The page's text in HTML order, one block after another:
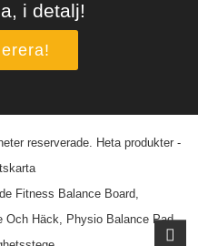
i detalj!
reserverade. Heta produkter-
Fitness Balance Board,
Och Häck, Physio Balance Pad,